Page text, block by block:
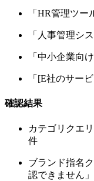
「HR管理ツー
「人事管理シ
「中小企業向
「[E社のサー
確認結果
カテゴリクエ
件
ブランド指名
認できません